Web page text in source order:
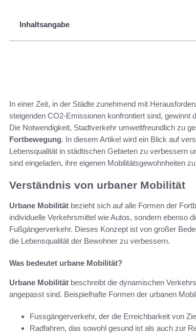
Inhaltsangabe
In einer Zeit, in der Städte zunehmend mit
steigenden CO2-Emissionen konfrontiert sind, gewinnt
Die Notwendigkeit, Stadtverkehr umweltfreundlich zu
Fortbewegung. In diesem Artikel wird ein Blick auf
Lebensqualität in städtischen Gebieten zu verbessern
sind eingeladen, ihre eigenen Mobilitätsgewohnheiten
Verständnis von urbaner Mobilität
Urbane Mobilität bezieht sich auf alle Formen der
individuelle Verkehrsmittel wie Autos, sondern ebenso
Fußgängerverkehr. Dieses Konzept ist von großer
die Lebensqualität der Bewohner zu verbessern.
Was bedeutet urbane Mobilität?
Urbane Mobilität beschreibt die dynamischen
angepasst sind. Beispielhafte Formen der urbanen
Fussgängerverkehr, der die Erreichbarkeit von
Radfahren, das sowohl gesund ist als auch zur